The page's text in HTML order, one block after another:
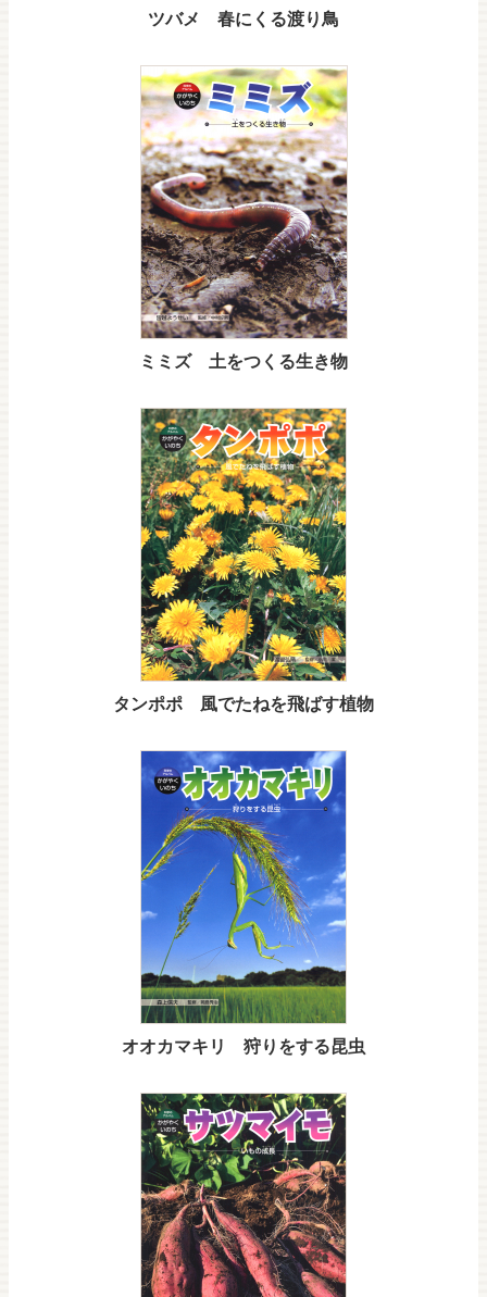
ツバメ 春にくる渡り鳥
ミミズ 土をつくる生き物
タンポポ 風でたねを飛ばす植物
オオカマキリ 狩りをする昆虫